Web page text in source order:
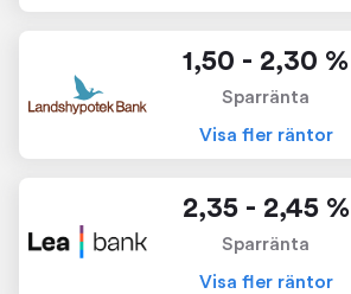
1,50 - 2,30 %
Sparränta
Visa fler räntor
2,35 - 2,45 %
Sparränta
Visa fler räntor